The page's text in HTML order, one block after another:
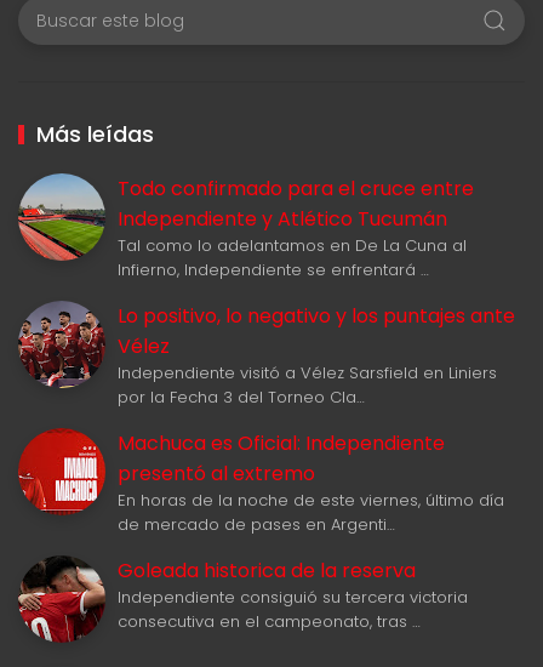
Más leídas
Todo confirmado para el cruce entre
Independiente y Atlético Tucumán
Tal como lo adelantamos en De La Cuna al
Infierno, Independiente se enfrentará …
Lo positivo, lo negativo y los puntajes ante
Vélez
Independiente visitó a Vélez Sarsfield en Liniers
por la Fecha 3 del Torneo Cla…
Machuca es Oficial: Independiente
presentó al extremo
En horas de la noche de este viernes, último día
de mercado de pases en Argenti…
Goleada historica de la reserva
Independiente consiguió su tercera victoria
consecutiva en el campeonato, tras …